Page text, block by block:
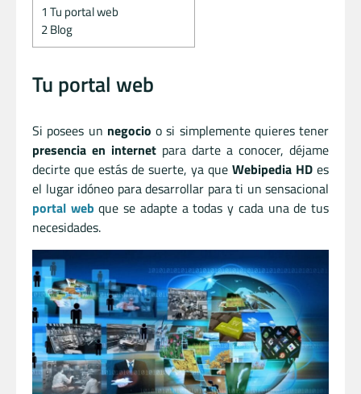
1 Tu portal web
2Blog
Tu portal web
Si posees un negocio o si simplemente quieres tener
presencia en internet para darte a conocer, déjame
decirte que estás de suerte, ya que Webipedia HD es
el lugar idóneo para desarrollar para ti un sensacional
portal web que se adapte a todas y cada una de tus
necesidades.